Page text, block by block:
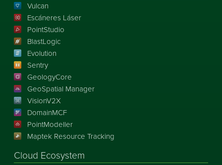
Vulcan
Escáneres Láser
PointStudio
BlastLogic
Evolution
Sentry
GeologyCore
GeoSpatial Manager
VisionV2X
DomainMCF
PointModeller
Maptek Resource Tracking
Cloud Ecosystem